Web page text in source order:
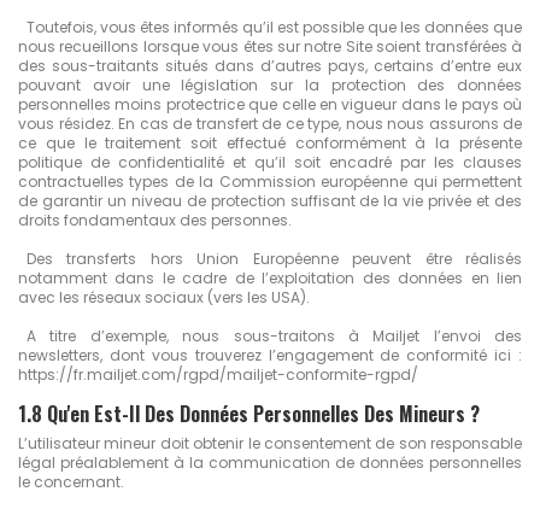
Toutefois, vous êtes informés qu’il est possible que les données que
nous recueillons lorsque vous êtes sur notre Site soient transférées à
des sous-traitants situés dans d’autres pays, certains d’entre eux
pouvant avoir une législation sur la protection des données
personnelles moins protectrice que celle en vigueur dans le pays où
vous résidez. En cas de transfert de ce type, nous nous assurons de
ce que le traitement soit effectué conformément à la présente
politique de confidentialité et qu’il soit encadré par les clauses
contractuelles types de la Commission européenne qui permettent
de garantir un niveau de protection suffisant de la vie privée et des
droits fondamentaux des personnes.
Des transferts hors Union Européenne peuvent être réalisés
notamment dans le cadre de l’exploitation des données en lien
avec les réseaux sociaux (vers les USA).
A titre d’exemple, nous sous-traitons à Mailjet l’envoi des
newsletters, dont vous trouverez l’engagement de conformité ici :
https://fr.mailjet.com/rgpd/mailjet-conformite-rgpd/
1.8 Qu'en Est-Il Des Données Personnelles Des Mineurs ?
L’utilisateur mineur doit obtenir le consentement de son responsable
légal préalablement à la communication de données personnelles
le concernant.